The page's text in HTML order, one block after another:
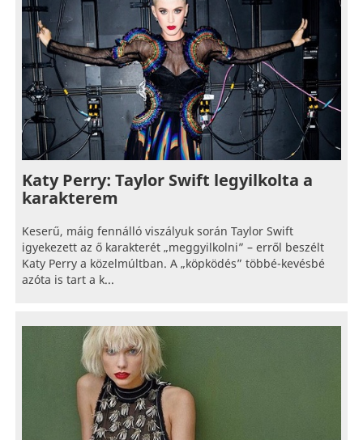
Katy Perry: Taylor Swift legyilkolta a
karakterem
Keserű, máig fennálló viszályuk során Taylor Swift
igyekezett az ő karakterét „meggyilkolni” – erről beszélt
Katy Perry a közelmúltban. A „köpködés” többé-kevésbé
azóta is tart a k...